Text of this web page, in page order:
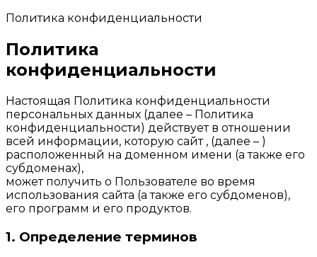
Политика конфиденциальности
Политика
конфиденциальности
Настоящая Политика конфиденциальности
персональных данных (далее – Политика
конфиденциальности) действует в отношении
всей информации, которую сайт , (далее – )
расположенный на доменном имени (а также его
субдоменах),
может получить о Пользователе во время
использования сайта (а также его субдоменов),
его программ и его продуктов.
1. Определение терминов